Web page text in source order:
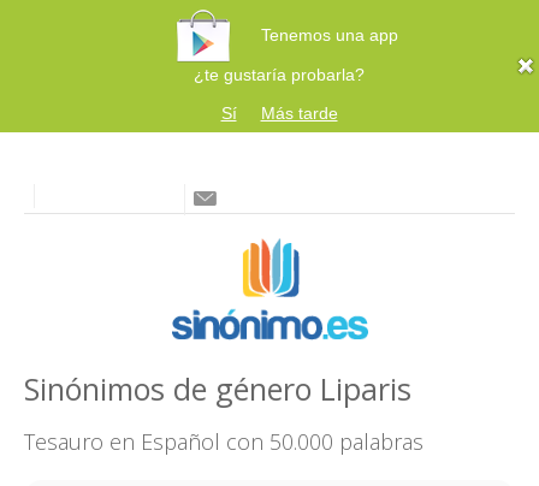
Tenemos una app
¿te gustaría probarla?
Sí
Más tarde
Sinónimos de género Liparis
Tesauro en Español con 50.000 palabras